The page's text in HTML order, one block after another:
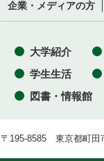
企業・メディアの方
大学紹介
学生生活
図書・情報館
〒195-8585 東京都町田